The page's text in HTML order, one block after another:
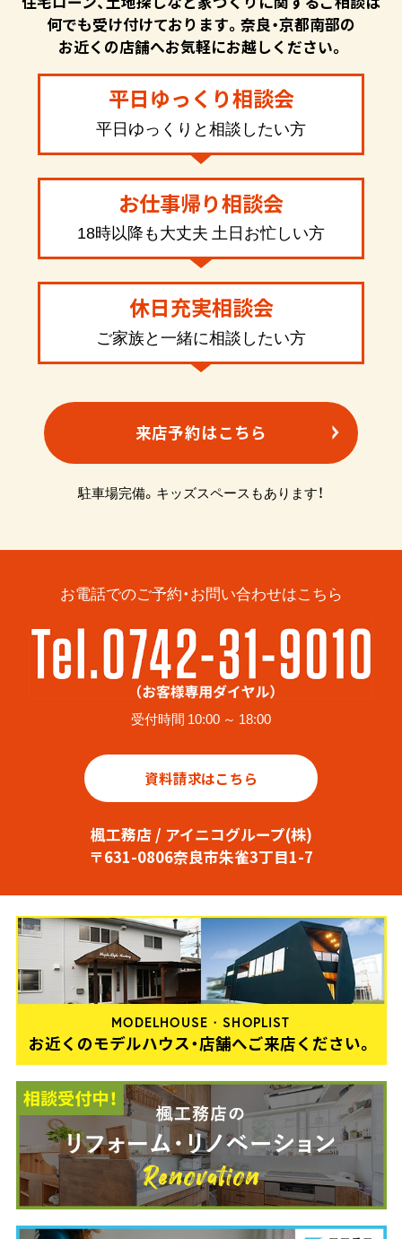
何でも受け付けております。奈良・京都南部の
お近くの店舗へお気軽にお越しください。
平日ゆっくり相談会
平日ゆっくりと相談したい方
お仕事帰り相談会
18時以降も大丈夫 土日お忙しい方
休日充実相談会
ご家族と一緒に相談したい方
来店予約はこちら
駐車場完備。キッズスペースもあります！
お電話でのご予約・お問い合わせはこちら
受付時間 10:00 ～ 18:00
資料請求はこちら
楓工務店 / アイニコグループ(株)
〒631-0806奈良市朱雀3丁目1-7
MODELHOUSE・SHOPLIST
お近くのモデルハウス・店舗へご来店ください。